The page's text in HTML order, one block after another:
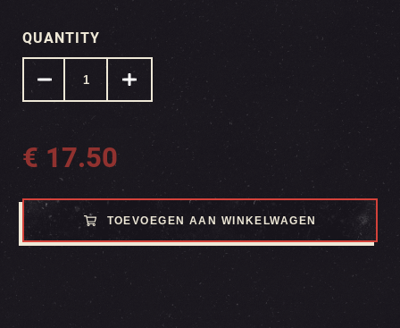
QUANTITY
€ 17.50
TOEVOEGEN AAN WINKELWAGEN